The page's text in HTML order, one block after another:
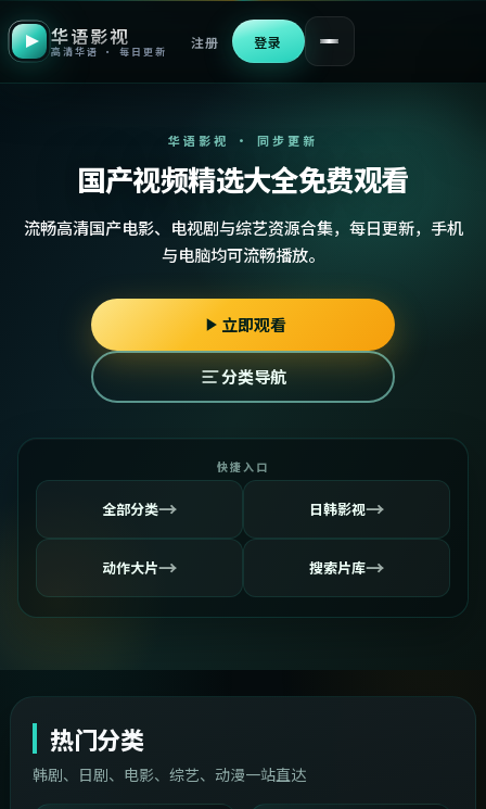
华语影视
高清华语 · 每日更新
注册 登录
华语影视 · 同步更新
国产视频精选大全免费观看
流畅高清国产电影、电视剧与综艺资源合集，每日更新，手机
与电脑均可流畅播放。
立即观看
分类导航
快捷入口
全部分类→ 日韩影视→
动作大片→ 搜索片库→
热门分类
韩剧、日剧、电影、综艺、动漫一站直达